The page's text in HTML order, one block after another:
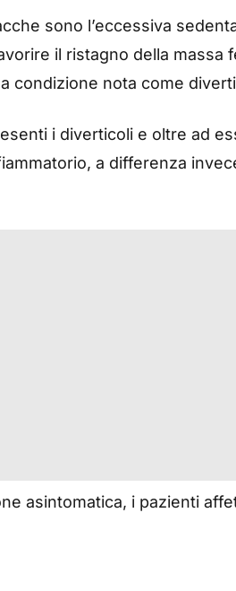
sono l’eccessiva
il ristagno della massa
condizione nota come
i diverticoli e oltre ad
a differenza
asintomatica, i pazienti